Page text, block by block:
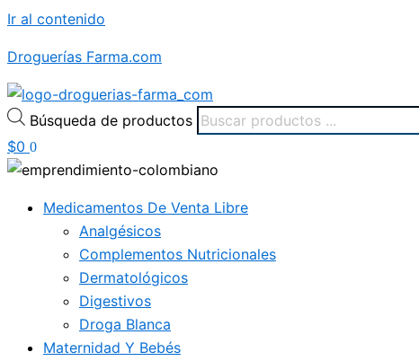
Ir al contenido
Droguerías Farma.com
Búsqueda de productos
$0 0
Medicamentos De Venta Libre
Analgésicos
Complementos Nutricionales
Dermatológicos
Digestivos
Droga Blanca
Maternidad Y Bebés